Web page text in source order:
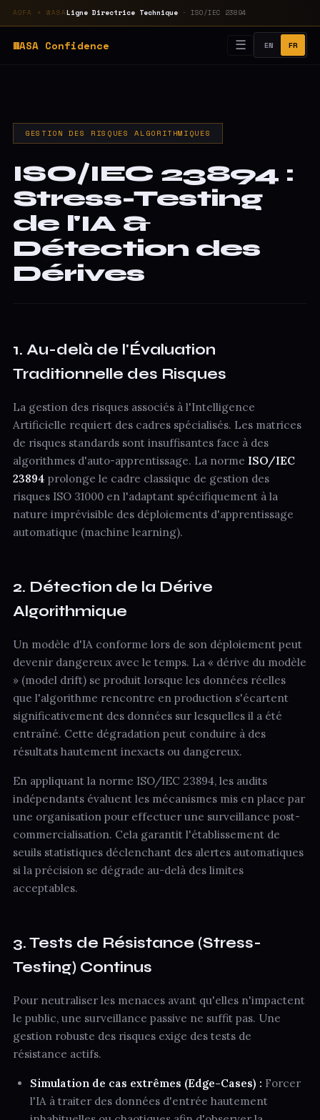
AOFA × WASALigne Directrice Technique· ISO/IEC 23894
WASA Confidence ☰ EN FR
GESTION DES RISQUES ALGORITHMIQUES
ISO/IEC 23894 :
Stress-Testing
de l'IA &
Détection des
Dérives
1. Au-delà de l'Évaluation
Traditionnelle des Risques
La gestion des risques associés à l'Intelligence
Artificielle requiert des cadres spécialisés. Les matrices
de risques standards sont insuffisantes face à des
algorithmes d'auto-apprentissage. La norme ISO/IEC
23894 prolonge le cadre classique de gestion des
risques ISO 31000 en l'adaptant spécifiquement à la
nature imprévisible des déploiements d'apprentissage
automatique (machine learning).
2. Détection de la Dérive
Algorithmique
Un modèle d'IA conforme lors de son déploiement peut
devenir dangereux avec le temps. La « dérive du modèle
» (model drift) se produit lorsque les données réelles
que l'algorithme rencontre en production s'écartent
significativement des données sur lesquelles il a été
entraîné. Cette dégradation peut conduire à des
résultats hautement inexacts ou dangereux.
En appliquant la norme ISO/IEC 23894, les audits
indépendants évaluent les mécanismes mis en place par
une organisation pour effectuer une surveillance post-
commercialisation. Cela garantit l'établissement de
seuils statistiques déclenchant des alertes automatiques
si la précision se dégrade au-delà des limites
acceptables.
3. Tests de Résistance (Stress-
Testing) Continus
Pour neutraliser les menaces avant qu'elles n'impactent
le public, une surveillance passive ne suffit pas. Une
gestion robuste des risques exige des tests de
résistance actifs.
Simulation de cas extrêmes (Edge-Cases) : Forcer
l'IA à traiter des données d'entrée hautement